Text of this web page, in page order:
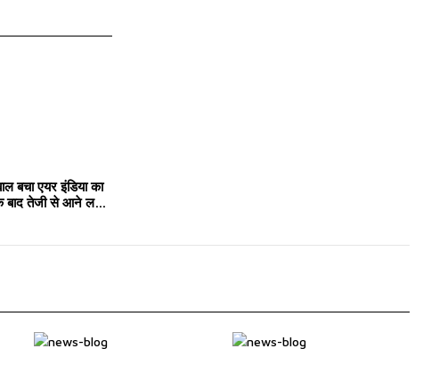
बचा एयर इंडिया का
तेजी से आने लगा